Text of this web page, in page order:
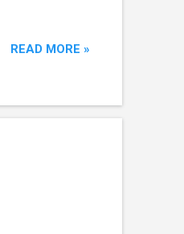
READ MORE »